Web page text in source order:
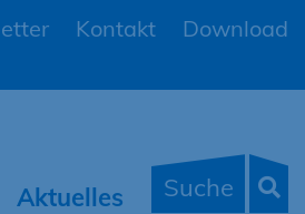
Kontakt Download
Aktuelles Suche